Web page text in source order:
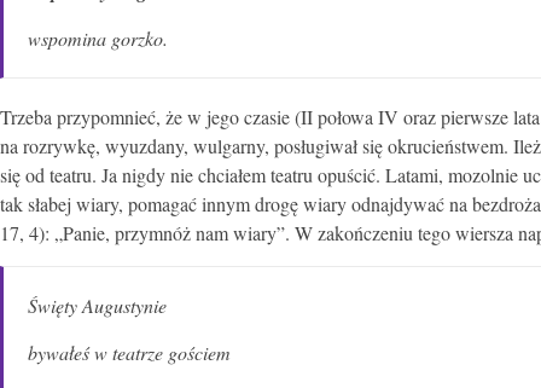
wspomina gorzko.
Trzeba przypomnieć, że w jego czasie (II połowa IV oraz pierwsze
na rozrywkę, wyuzdany, wulgarny, posługiwał się okrucieństwem.
się od teatru. Ja nigdy nie chciałem teatru opuścić. Latami, mozolnie
tak słabej wiary, pomagać innym drogę wiary odnajdywać na
17, 4): „Panie, przymnóż nam wiary”. W zakończeniu tego wiersza
Święty Augustynie
bywałeś w teatrze gościem